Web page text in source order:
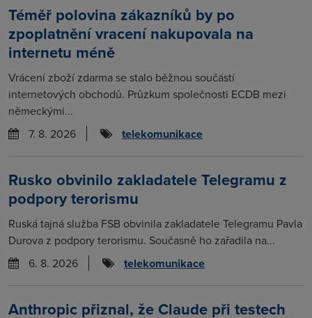
Téměř polovina zákazníků by po
zpoplatnění vracení nakupovala na
internetu méně
Vrácení zboží zdarma se stalo běžnou součástí
internetových obchodů. Průzkum společnosti ECDB mezi
německými...
7. 8. 2026
telekomunikace
Rusko obvinilo zakladatele Telegramu z
podpory terorismu
Ruská tajná služba FSB obvinila zakladatele Telegramu Pavla
Durova z podpory terorismu. Současně ho zařadila na...
6. 8. 2026
telekomunikace
Anthropic přiznal, že Claude při testech